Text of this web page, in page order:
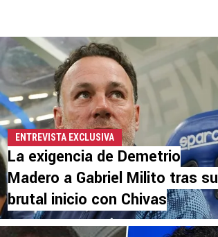
ENTREVISTA EXCLUSIVA
La exigencia de Demetrio
Madero a Gabriel Milito tras su
brutal inicio con Chivas